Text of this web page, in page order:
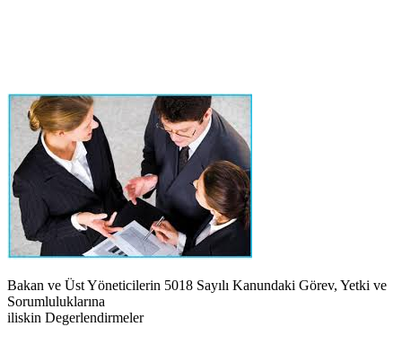
Bakan ve Üst Yöneticilerin 5018 Sayılı Kanundaki Görev, Yetki ve
Sorumluluklarına
iliskin Degerlendirmeler